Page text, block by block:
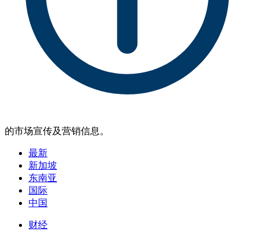
的市场宣传及营销信息。
最新
新加坡
东南亚
国际
中国
财经